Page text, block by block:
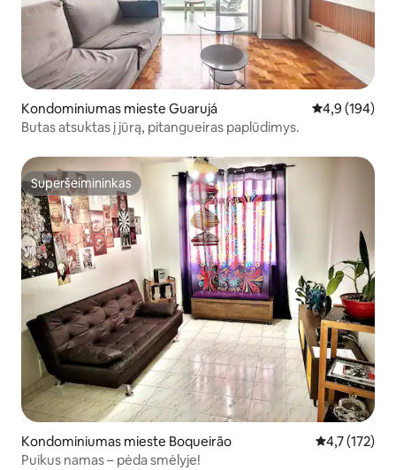
Kondominiumas mieste Guarujá Vidutinis
4,9 (194)
Butas atsuktas į jūrą, pitangueiras paplūdimys.
Superšeimininkas
Superšeimininkas
Kondominiumas mieste Boqueirão Vidutinis
4,7 (172)
Puikus namas – pėda smėlyje!